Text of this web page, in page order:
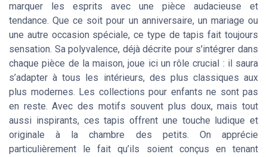
marquer les esprits avec une pièce audacieuse et
tendance. Que ce soit pour un anniversaire, un mariage ou
une autre occasion spéciale, ce type de tapis fait toujours
sensation. Sa polyvalence, déjà décrite pour s'intégrer dans
chaque pièce de la maison, joue ici un rôle crucial : il saura
s’adapter à tous les intérieurs, des plus classiques aux
plus modernes. Les collections pour enfants ne sont pas
en reste. Avec des motifs souvent plus doux, mais tout
aussi inspirants, ces tapis offrent une touche ludique et
originale à la chambre des petits. On apprécie
particulièrement le fait qu’ils soient conçus en tenant